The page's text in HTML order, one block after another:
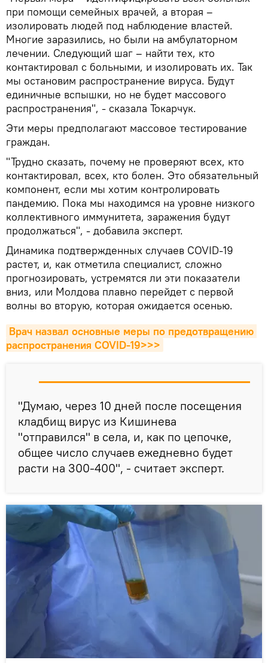
при помощи семейных врачей, а вторая –
изолировать людей под наблюдение властей.
Многие заразились, но были на амбулаторном
лечении. Следующий шаг – найти тех, кто
контактировал с больными, и изолировать их. Так
мы остановим распространение вируса. Будут
единичные вспышки, но не будет массового
распространения", - сказала Токарчук.
Эти меры предполагают массовое тестирование
граждан.
"Трудно сказать, почему не проверяют всех, кто
контактировал, всех, кто болен. Это обязательный
компонент, если мы хотим контролировать
пандемию. Пока мы находимся на уровне низкого
коллективного иммунитета, заражения будут
продолжаться", - добавила эксперт.
Динамика подтвержденных случаев COVID-19
растет, и, как отметила специалист, сложно
прогнозировать, устремятся ли эти показатели
вниз, или Молдова плавно перейдет с первой
волны во вторую, которая ожидается осенью.
Врач назвал основные меры по предотвращению
распространения COVID-19>>>
"Думаю, через 10 дней после посещения
кладбищ вирус из Кишинева
"отправился" в села, и, как по цепочке,
общее число случаев ежедневно будет
расти на 300-400", - считает эксперт.